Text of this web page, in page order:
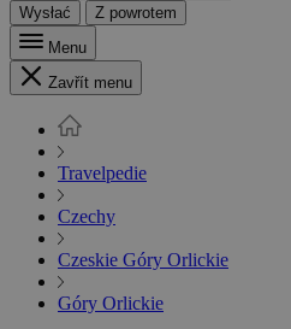
Wysłać
Z powrotem
Menu
Zavřít menu
Travelpedie
Czechy
Czeskie Góry Orlickie
Góry Orlickie